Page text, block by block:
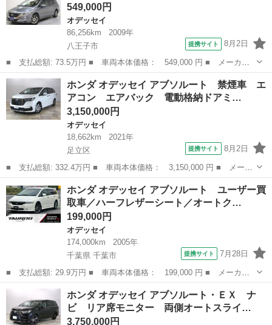
ＥＴＣ ...
549,000円
オデッセイ
86,256km
2009年
八王子市
提携サイト 8月2日
■ 支払総額: 73.5万円 ■ 車両本体価格： 549,000 円 ■ メーカー
名： ホンダ ■ 車種名： オデッセイ ■ グレード名： Ｍ ■ 排
気量： 2400cc ■ ドア枚数： 5D ■ ミッション： CVT ■...
東京 八王子市 オデッセイ
ホンダ オデッセイ アブソルート 禁煙車 エ
アコン エアバック 電動格納ドアミ…
3,150,000円
オデッセイ
18,662km
2021年
足立区
提携サイト 8月2日
■ 支払総額: 332.4万円 ■ 車両本体価格： 3,150,000 円 ■ メーカ
ー名： ホンダ ■ 車種名： オデッセイ ■ グレード名： アブソ
ルート 禁煙車 エアコン エアバック 電動格納ドアミラー ＬＥ
Ｄヘッド...
東京 足立区 オデッセイ
ホンダ オデッセイ アブソルート ユーザー買
取車／ハーフレザーシート／オートク…
199,000円
オデッセイ
174,000km
2005年
千葉県 千葉市
提携サイト 7月28日
■ 支払総額: 29.9万円 ■ 車両本体価格： 199,000 円 ■ メーカー
名： ホンダ ■ 車種名： オデッセイ ■ グレード名： アブソル
ート ユーザー買取車／ハーフレザーシート／オートクルーズコント
ロール／ＨＩ...
千葉市 オデッセイ
ホンダ オデッセイ アブソルート・ＥＸ ナ
ビ リア席モニター 両側オートスライ…
3,750,000円